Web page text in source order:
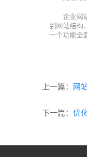
企业网
到网站结构
一个功能全
上一篇： 网
下一篇： 优